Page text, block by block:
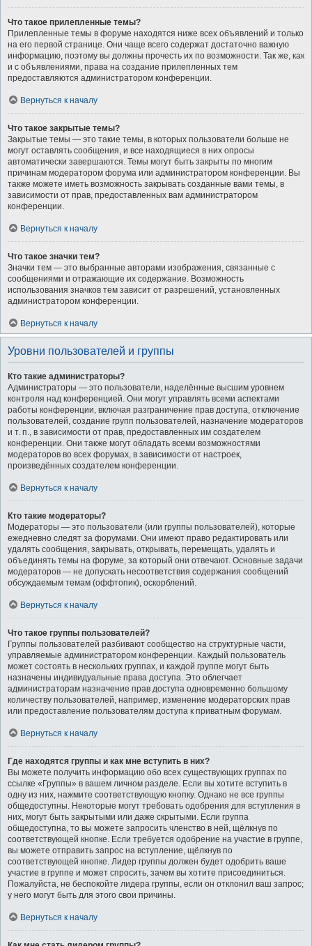
Что такое прилепленные темы?
Прилепленные темы в форуме находятся ниже всех объявлений и только
на его первой странице. Они чаще всего содержат достаточно важную
информацию, поэтому вы должны прочесть их по возможности. Так же, как
и с объявлениями, права на создание прилепленных тем
предоставляются администратором конференции.
Вернуться к началу
Что такое закрытые темы?
Закрытые темы — это такие темы, в которых пользователи больше не
могут оставлять сообщения, и все находящиеся в них опросы
автоматически завершаются. Темы могут быть закрыты по многим
причинам модератором форума или администратором конференции. Вы
также можете иметь возможность закрывать созданные вами темы, в
зависимости от прав, предоставленных вам администратором
конференции.
Вернуться к началу
Что такое значки тем?
Значки тем — это выбранные авторами изображения, связанные с
сообщениями и отражающие их содержание. Возможность
использования значков тем зависит от разрешений, установленных
администратором конференции.
Вернуться к началу
Уровни пользователей и группы
Кто такие администраторы?
Администраторы — это пользователи, наделённые высшим уровнем
контроля над конференцией. Они могут управлять всеми аспектами
работы конференции, включая разграничение прав доступа, отключение
пользователей, создание групп пользователей, назначение модераторов
и т. п., в зависимости от прав, предоставленных им создателем
конференции. Они также могут обладать всеми возможностями
модераторов во всех форумах, в зависимости от настроек,
произведённых создателем конференции.
Вернуться к началу
Кто такие модераторы?
Модераторы — это пользователи (или группы пользователей), которые
ежедневно следят за форумами. Они имеют право редактировать или
удалять сообщения, закрывать, открывать, перемещать, удалять и
объединять темы на форуме, за который они отвечают. Основные задачи
модераторов — не допускать несоответствия содержания сообщений
обсуждаемым темам (оффтопик), оскорблений.
Вернуться к началу
Что такое группы пользователей?
Группы пользователей разбивают сообщество на структурные части,
управляемые администратором конференции. Каждый пользователь
может состоять в нескольких группах, и каждой группе могут быть
назначены индивидуальные права доступа. Это облегчает
администраторам назначение прав доступа одновременно большому
количеству пользователей, например, изменение модераторских прав
или предоставление пользователям доступа к приватным форумам.
Вернуться к началу
Где находятся группы и как мне вступить в них?
Вы можете получить информацию обо всех существующих группах по
ссылке «Группы» в вашем личном разделе. Если вы хотите вступить в
одну из них, нажмите соответствующую кнопку. Однако не все группы
общедоступны. Некоторые могут требовать одобрения для вступления в
них, могут быть закрытыми или даже скрытыми. Если группа
общедоступна, то вы можете запросить членство в ней, щёлкнув по
соответствующей кнопке. Если требуется одобрение на участие в группе,
вы можете отправить запрос на вступление, щёлкнув по
соответствующей кнопке. Лидер группы должен будет одобрить ваше
участие в группе и может спросить, зачем вы хотите присоединиться.
Пожалуйста, не беспокойте лидера группы, если он отклонил ваш запрос;
у него могут быть для этого свои причины.
Вернуться к началу